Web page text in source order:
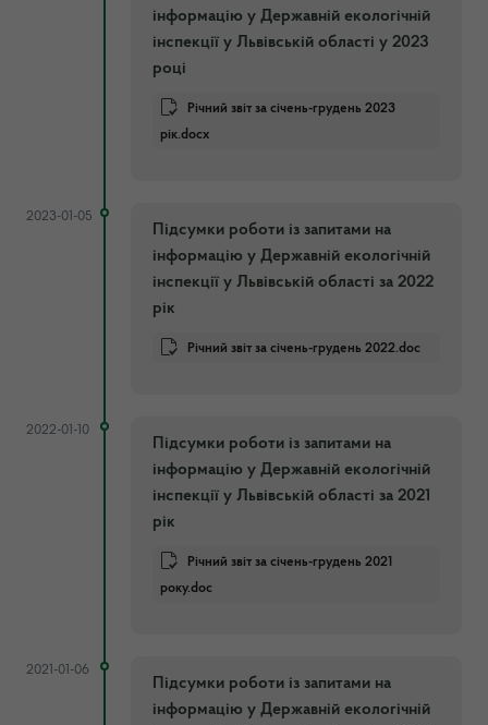
інформацію у Державній екологічній
інспекції у Львівській області у 2023
році
Річний звіт за січень-грудень 2023
рік.docx
2023-01-05
Підсумки роботи із запитами на
інформацію у Державній екологічній
інспекції у Львівській області за 2022
рік
Річний звіт за січень-грудень 2022.doc
2022-01-10
Підсумки роботи із запитами на
інформацію у Державній екологічній
інспекції у Львівській області за 2021
рік
Річний звіт за січень-грудень 2021
року.doc
2021-01-06
Підсумки роботи із запитами на
інформацію у Державній екологічній